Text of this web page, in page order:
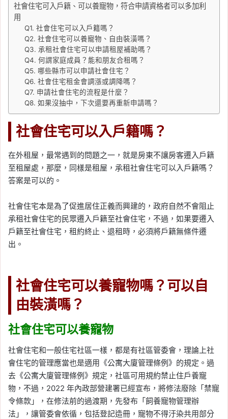
社會住宅可入戶籍、可以養寵物，符合申請資格者可以多加利
用
Q1. 社會住宅可以入戶籍嗎？
Q2. 社會住宅可以養寵物、自由裝潢嗎？
Q3. 承租社會住宅可以申請租屋補助嗎？
Q4. 何謂家庭成員？能和朋友合租嗎？
Q5. 哪些縣市可以申請社會住宅？
Q6. 社會住宅租金會調漲或調降嗎？
Q7. 申請社會住宅的流程是什麼？
Q8. 如果沒抽中，下次還要再重新申請嗎？
社會住宅可以入戶籍嗎？
在外租屋，最常遇到的問題之一，就是房東不讓房客遷入戶籍
至租屋處，那麼，同樣是租屋，承租社會住宅可以入戶籍嗎？
答案是可以的。
社會住宅本是為了促進居住正義而興建的，政府自然不會阻止
承租社會住宅的民眾遷入戶籍至社會住宅，不過，如果要遷入
戶籍至社會住宅，租約終止、退租時，必須將戶籍無條件遷
出。
社會住宅可以養寵物嗎？可以自
由裝潢嗎？
社會住宅可以養寵物
社會住宅和一般住宅社區一樣，都是有社區管委會，理論上社
會住宅的管理應當也是適用《公寓大廈管理條例》的規定。過
去《公寓大廈管理條例》規定，社區可用規約禁止住戶養寵
物，不過，2022 年內政部營建署已經宣布，將修法廢除「禁寵
令條款」，在修法前的過渡期，先發布「飼養寵物管理辦
法」，讓管委會依循，包括登記造冊，寵物不得汙染共用部分